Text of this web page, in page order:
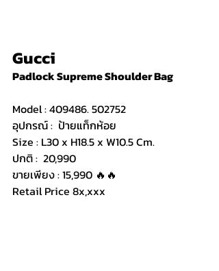
Gucci
Padlock Supreme Shoulder Bag
Model : 409486. 502752
อุปกรณ์ :  ป้ายแท็กห้อย
Size : L30 x H18.5 x W10.5 Cm.
ปกติ :  20,990
ขายเพียง : 15,990 🔥🔥
Retail Price 8x,xxx